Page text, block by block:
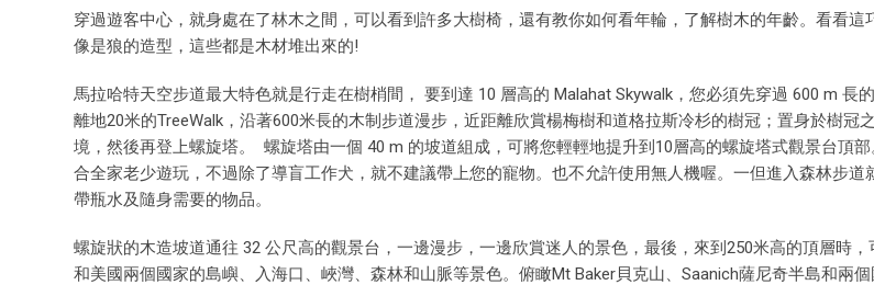
穿過遊客中心，就身處在了林木之間，可以看到許多大樹椅，還有教你如何看年輪，了解樹木的年齡。看看這
像是狼的造型，這些都是木材堆出來的!
馬拉哈特天空步道最大特色就是行走在樹梢間， 要到達 10 層高的 Malahat Skywalk，您必須先穿過 600 m 長
離地20米的TreeWalk，沿著600米長的木制步道漫步，近距離欣賞楊梅樹和道格拉斯冷杉的樹冠；置身於樹冠
境，然後再登上螺旋塔。 螺旋塔由一個 40 m 的坡道組成，可將您輕輕地提升到10層高的螺旋塔式觀景台頂
合全家老少遊玩，不過除了導盲工作犬，就不建議帶上您的寵物。也不允許使用無人機喔。一但進入森林步道
帶瓶水及隨身需要的物品。
螺旋狀的木造坡道通往 32 公尺高的觀景台，一邊漫步，一邊欣賞迷人的景色，最後，來到250米高的頂層時，
和美國兩個國家的島嶼、入海口、峽灣、森林和山脈等景色。俯瞰Mt Baker貝克山、Saanich薩尼奇半島和兩個